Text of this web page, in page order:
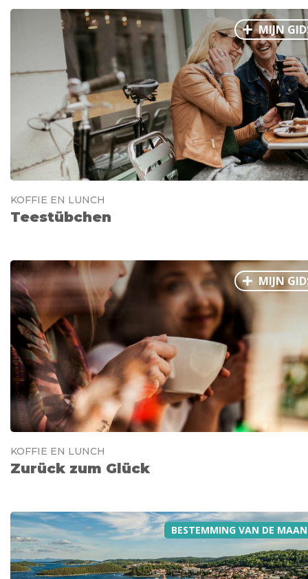
MIJN
KOFFIE EN LUNCH
Teestübchen
MIJN
KOFFIE EN LUNCH
Zurück zum Glück
BESTEMMING VAN DE